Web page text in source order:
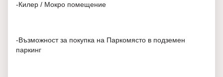
-Килер / Мокро помещение
-Възможност за покупка на Паркомясто в подземен
паркинг